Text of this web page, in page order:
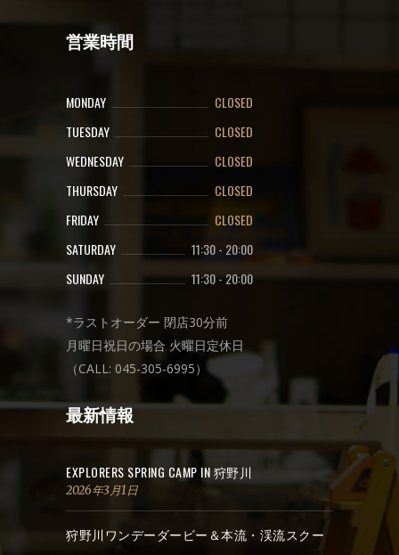
営業時間
MONDAY
CLOSED
TUESDAY
CLOSED
WEDNESDAY
CLOSED
THURSDAY
CLOSED
FRIDAY
CLOSED
SATURDAY
11:30- 20:00
SUNDAY
11:30-20:00
*ラストオーダー 閉店30分前
月曜日祝日の場合 火曜日定休日
（CALL: 045-305-6995）
最新情報
EXPLORERS SPRING CAMP IN 狩野川
2026年3月1日
狩野川ワンデーダービー＆本流・渓流スクー